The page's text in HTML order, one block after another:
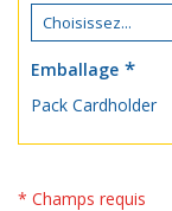
Emballage
Pack Cardholder
* Champs requis